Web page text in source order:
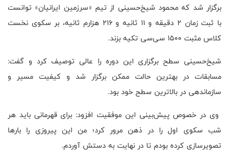
برگزار شد که محمود شیخ‌حسینی از تیم «سرزمین ایرانیان» توانست
با ثبت زمان ۲ دقیقه و ۱۱ ثانیه و ۲۱۶ هزارم ثانیه، بر سکوی نخست
کلاس مثبت ۱۵۰۰ سی‌سی تکیه بزند.
شیخ‌حسینی سطح برگزاری این دوره را عالی توصیف کرد و گفت:
مسابقات در بهترین حالت ممکن برگزار شد و کیفیت مسیر و
سازماندهی در بالاترین سطح خود بود.
وی در خصوص پیش‌بینی این موفقیت افزود: برای قهرمانی باید هر
شب سکوی اول را در ذهن مرور کرد؛ من این پیروزی را بارها
تصویرسازی کرده بودم تا در نهایت به دستش آوردم.